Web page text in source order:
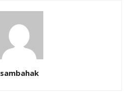
sambahak